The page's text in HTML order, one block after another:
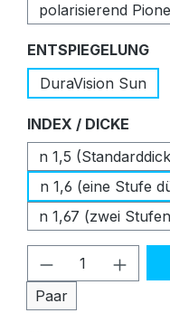
polarisierend
ENTSPIEGELUNG
DuraVision Sun
INDEX / DICKE
n 1,5
n 1,6 (eine Stufe
n 1,67 (zwei
Produkt
Paar